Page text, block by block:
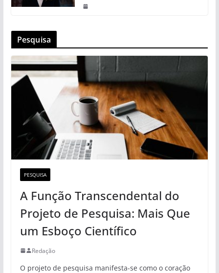
Pesquisa
PESQUISA
A Função Transcendental do
Projeto de Pesquisa: Mais Que
um Esboço Científico
Redação
O projeto de pesquisa manifesta-se como o coração